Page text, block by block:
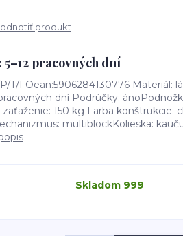
produkt
5–12 pracovných dní
T/FOean:5906284130776 Materiál:
dní Podrúčky:
150 kg Farba konštrukcie:
multiblockKolieska:
Skladom 999